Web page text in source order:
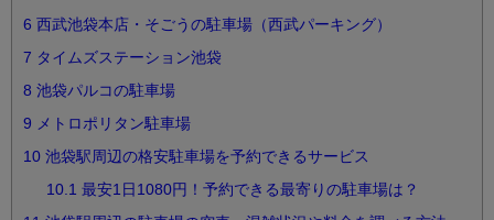
6 西武池袋本店・そごうの駐車場（西武パーキング）
7 タイムズステーション池袋
8 池袋パルコの駐車場
9 メトロポリタン駐車場
10 池袋駅周辺の格安駐車場を予約できるサービス
10.1 最安1日1080円！予約できる最寄りの駐車場は？